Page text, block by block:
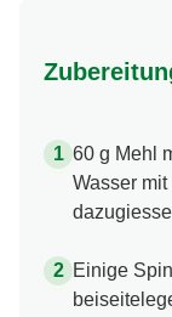
60 g Mehl
Wasser
Einige